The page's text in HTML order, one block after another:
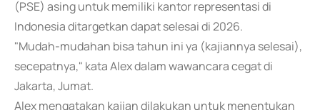
(PSE) asing untuk memiliki kantor representasi di
Indonesia ditargetkan dapat selesai di 2026.
"Mudah-mudahan bisa tahun ini ya (kajiannya selesai),
secepatnya," kata Alex dalam wawancara cegat di
Jakarta, Jumat.
Alex mengatakan kajian dilakukan untuk menentukan